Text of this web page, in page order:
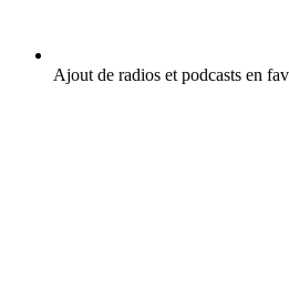
Ajout de radios et podcasts en